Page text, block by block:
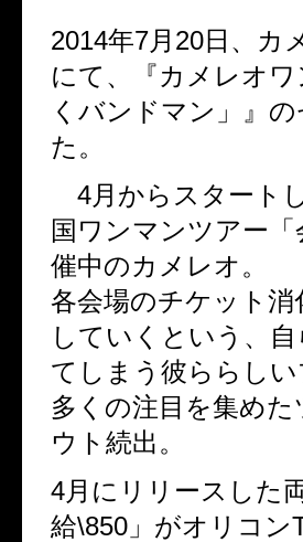
2014年7月20日、カ
にて、『カメレオ
くバンドマン」』
た。
4月からスタート
国ワンマンツアー
催中のカメレオ。
各会場のチケット
していくという、
てしまう彼ららし
多くの注目を集め
ウト続出。
4月にリリースした
給\850」がオリコ